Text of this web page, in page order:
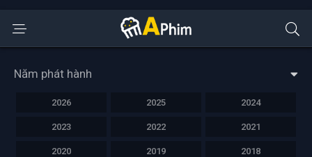
Năm phát hành
2026 2025 2024
2023 2022 2021
2020 2019 2018